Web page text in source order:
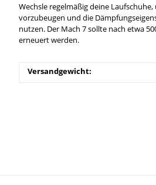
Wechsle regelmäßig deine
vorzubeugen und die
nutzen. Der Mach 7 sollte nach etwa
erneuert werden.
Versandgewicht: